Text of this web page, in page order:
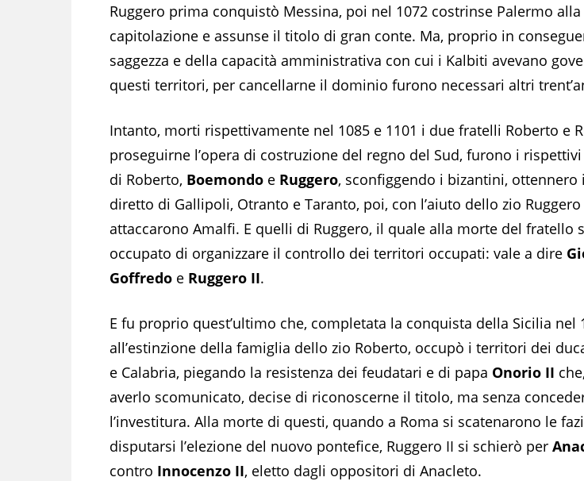
Ruggero prima conquistò Messina, poi nel 1072 costrinse Palermo alla
capitolazione e assunse il titolo di gran conte. Ma, proprio in
saggezza e della capacità amministrativa con cui i Kalbiti avevano
questi territori, per cancellarne il dominio furono necessari altri
Intanto, morti rispettivamente nel 1085 e 1101 i due fratelli Roberto e
proseguirne l’opera di costruzione del regno del Sud, furono i
di Roberto, Boemondo e Ruggero, sconfiggendo i bizantini,
diretto di Gallipoli, Otranto e Taranto, poi, con l’aiuto dello zio
attaccarono Amalfi. E quelli di Ruggero, il quale alla morte del fratello
occupato di organizzare il controllo dei territori occupati: vale a dire
Goffredo e Ruggero II.
E fu proprio quest’ultimo che, completata la conquista della Sicilia nel
all’estinzione della famiglia dello zio Roberto, occupò i territori dei
e Calabria, piegando la resistenza dei feudatari e di papa Onorio II
averlo scomunicato, decise di riconoscerne il titolo, ma senza
l’investitura. Alla morte di questi, quando a Roma si scatenarono le
disputarsi l’elezione del nuovo pontefice, Ruggero II si schierò per
contro Innocenzo II, eletto dagli oppositori di Anacleto.